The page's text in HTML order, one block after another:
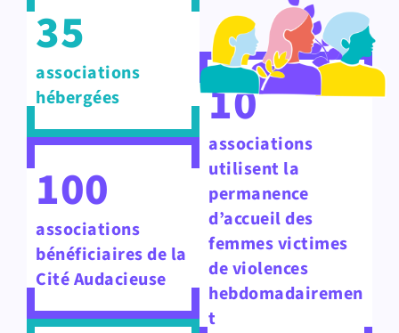
35
associations
hébergées
100
associations
bénéficiaires de la
Cité Audacieuse
10
associations
utilisent la
permanence
d’accueil des
femmes victimes
de violences
hebdomadairemen
t